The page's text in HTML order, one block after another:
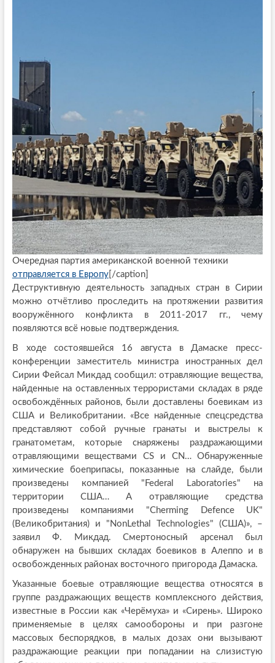
Очередная партия американской военной техники
отправляется в Европу[/caption]
Деструктивную деятельность западных стран в Сирии
можно отчётливо проследить на протяжении развития
вооружённого конфликта в 2011-2017 гг., чему
появляются всё новые подтверждения.
В ходе состоявшейся 16 августа в Дамаске пресс-
конференции заместитель министра иностранных дел
Сирии Фейсал Микдад сообщил: отравляющие вещества,
найденные на оставленных террористами складах в ряде
освобождённых районов, были доставлены боевикам из
США и Великобритании. «Все найденные спецсредства
представляют собой ручные гранаты и выстрелы к
гранатометам, которые снаряжены раздражающими
отравляющими веществами CS и CN… Обнаруженные
химические боеприпасы, показанные на слайде, были
произведены компанией "Federal Laboratories" на
территории США… А отравляющие средства
произведены компаниями "Cherming Defence UK"
(Великобритания) и "NonLethal Technologies" (США)», –
заявил Ф. Микдад. Смертоносный арсенал был
обнаружен на бывших складах боевиков в Алеппо и в
освобожденных районах восточного пригорода Дамаска.
Указанные боевые отравляющие вещества относятся в
группе раздражающих веществ комплексного действия,
известные в России как «Черёмуха» и «Сирень». Широко
применяемые в целях самообороны и при разгоне
массовых беспорядков, в малых дозах они вызывают
раздражающие реакции при попадании на слизистую